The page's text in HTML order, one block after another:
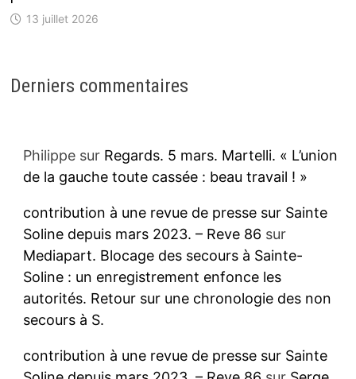
13 juillet 2026
Derniers commentaires
Philippesur Regards. 5 mars. Martelli. « L’union
de la gauche toute cassée : beau travail ! »
contribution à une revue de presse sur Sainte
Soline depuis mars 2023. – Reve 86 sur
Mediapart. Blocage des secours à Sainte-
Soline : un enregistrement enfonce les
autorités. Retour sur une chronologie des non
secours à S.
contribution à une revue de presse sur Sainte